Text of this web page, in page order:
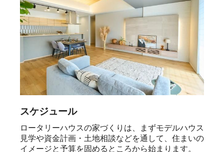
スケジュール
ロータリーハウスの家づくりは、まずモデルハウス
見学や資金計画・土地相談などを通して、住まいの
イメージと予算を固めるところから始まります。